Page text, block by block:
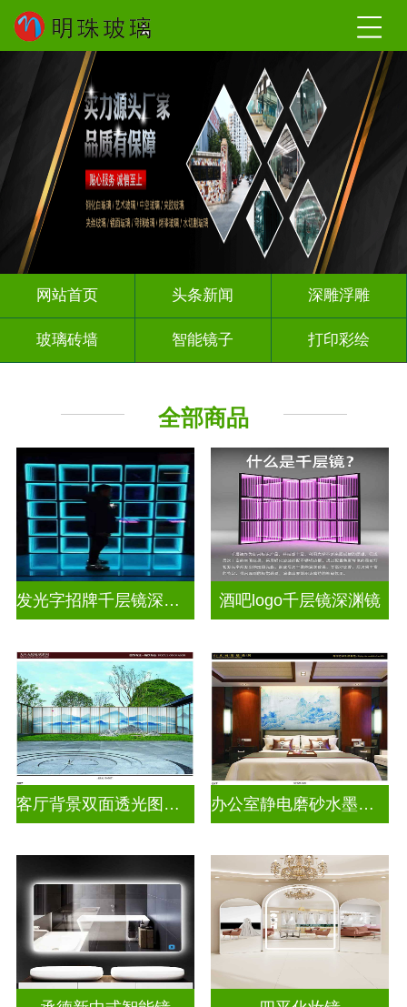
网站首页 头条新闻 深雕浮雕
玻璃砖墙 智能镜子 打印彩绘
全部商品
发光字招牌千层镜深渊镜 酒吧logo千层镜深渊镜
客厅背景双面透光图案水墨画玻璃 办公室静电磨砂水墨山水画玻璃